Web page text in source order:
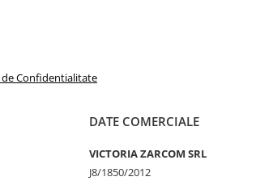
de Confidentialitate
DATE COMERCIALE
VICTORIA ZARCOM SRL
J8/1850/2012